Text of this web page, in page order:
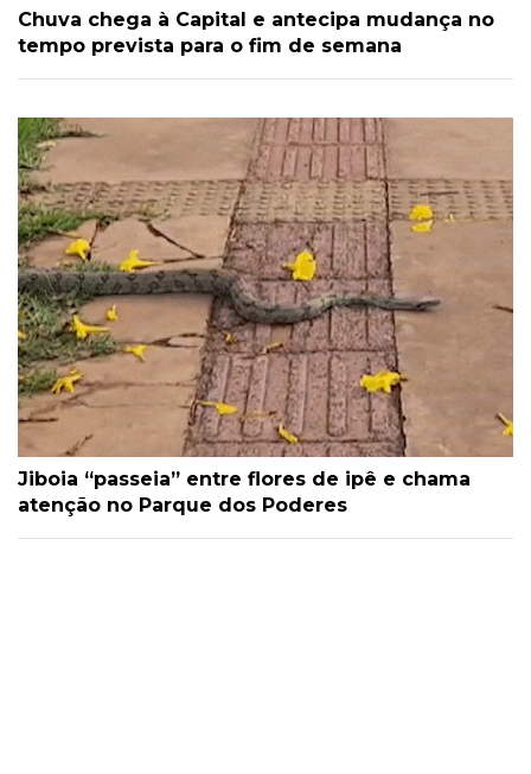
Chuva chega à Capital e antecipa mudança no
tempo prevista para o fim de semana
Jiboia “passeia” entre flores de ipê e chama
atenção no Parque dos Poderes